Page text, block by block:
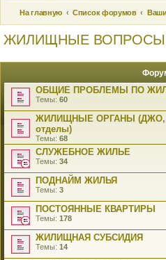
На главную Список форумов
ЖИЛИЩНЫЕ ВОПРОСЫ
ОБЩИЕ ПРОБЛЕМЫ ПО
Темы: 60
ЖИЛИЩНЫЕ ОРГАНЫ (ДЖО,
отделы)
Темы: 68
СЛУЖЕБНОЕ ЖИЛЬЕ
Темы: 34
ПОДНАЙМ ЖИЛЬЯ
Темы: 3
ПОСТОЯННЫЕ КВАРТИРЫ
Темы: 178
ЖИЛИЩНАЯ СУБСИДИЯ
Темы: 14